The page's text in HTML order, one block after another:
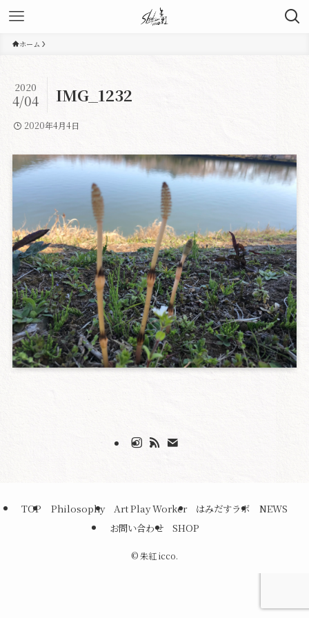
ホーム
IMG_1232
2020
4/04
2020年4月4日
TOP Philosophy Art Play Worker はみだすラボ
NEWS
お問い合わせ
SHOP
©朱紅 icco.